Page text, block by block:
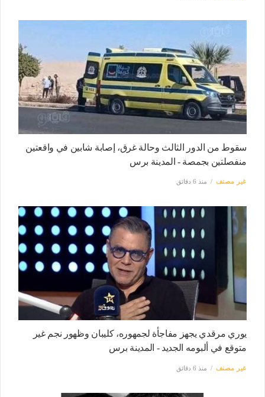
سقوط من الدور الثالث وحالة غرق، إصابة شابين في واقعتين
منفصلتين بجمصة - المدينة برس
غير مصنف منذ 6 دقائق
يوري مرقدي يجهز مفاجأة لجمهوره، كليبان وظهور نجم غير
متوقع في ألبومه الجديد - المدينة برس
غير مصنف منذ 6 دقائق